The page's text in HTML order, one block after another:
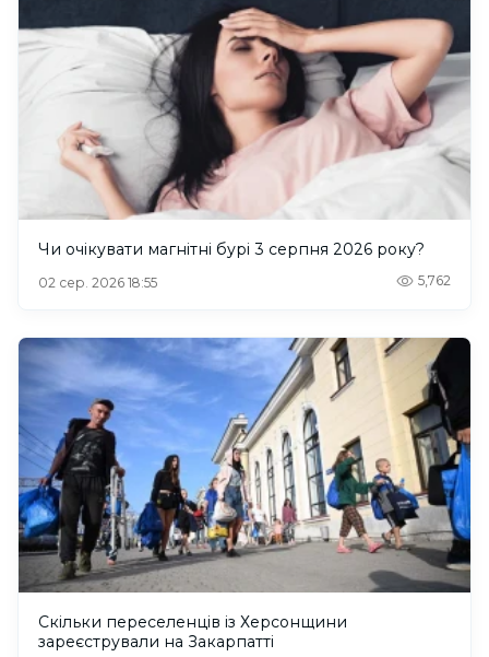
Чи очікувати магнітні бурі 3 серпня 2026 року?
02 сер. 2026 18:55 5,762
Скільки переселенців із Херсонщини
зареєстрували на Закарпатті